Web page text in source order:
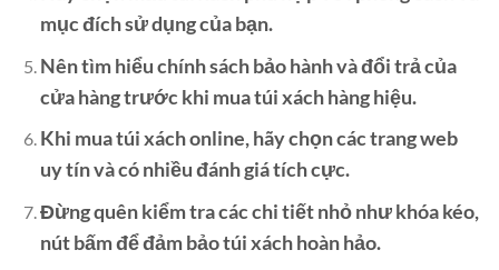
mục đích sử dụng của bạn.
Nên tìm hiểu chính sách bảo hành và đổi trả của
cửa hàng trước khi mua túi xách hàng hiệu.
Khi mua túi xách online, hãy chọn các trang web
uy tín và có nhiều đánh giá tích cực.
Đừng quên kiểm tra các chi tiết nhỏ như khóa kéo,
nút bấm để đảm bảo túi xách hoàn hảo.